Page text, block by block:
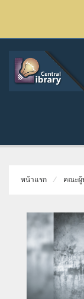
หน้าแรก คณะผู้